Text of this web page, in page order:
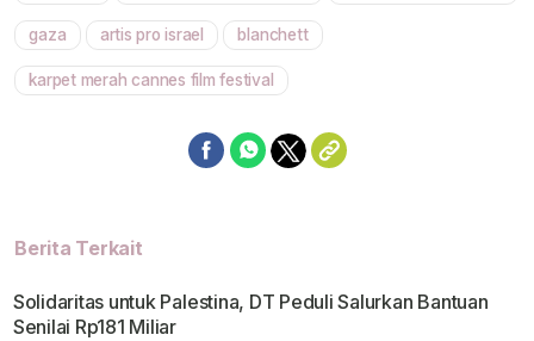
gaza artis pro israel blanchett
karpet merah cannes film festival
Berita Terkait
Solidaritas untuk Palestina, DT Peduli Salurkan Bantuan
Senilai Rp181 Miliar